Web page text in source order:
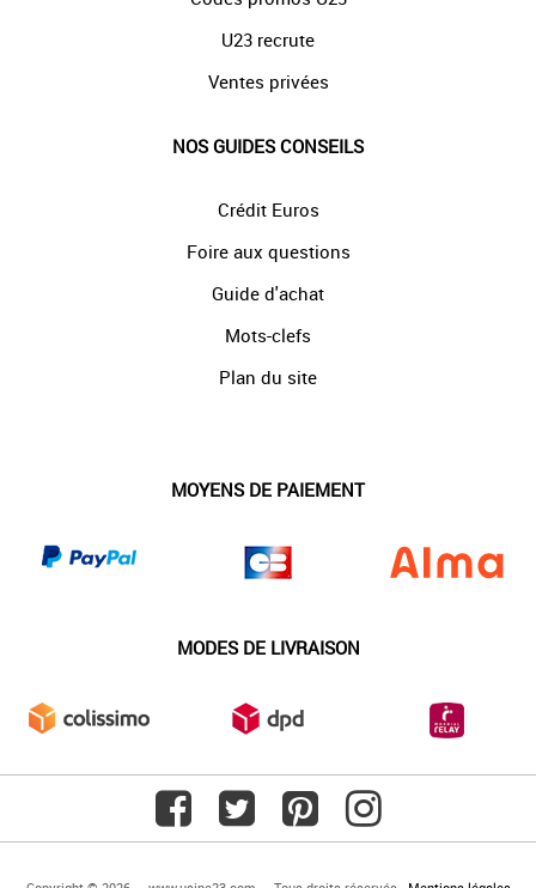
U23 recrute
Ventes privées
NOS GUIDES CONSEILS
Crédit Euros
Foire aux questions
Guide d'achat
Mots-clefs
Plan du site
MOYENS DE PAIEMENT
MODES DE LIVRAISON